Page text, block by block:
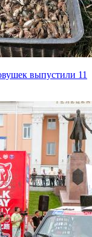
выпустили 11